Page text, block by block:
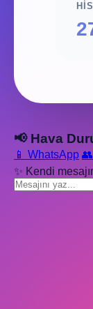
📢 Hava
📱 WhatsApp
✨ Kendi